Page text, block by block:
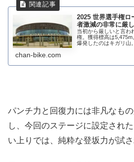
2025 世界選手権ロ
者激減の非常に厳
当初から厳しいと言わ
権。獲得標高は
爆発したのはキガリ山
引き出すと集団を大
chan-bike.com
パンチ力と回復力には非凡なも
し、今回のステージに設定され
い上りでは、純粋な登坂力が試さ